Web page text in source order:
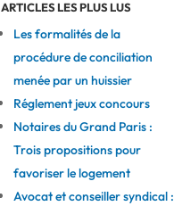
ARTICLES LES PLUS LUS
Les formalités de la
procédure de conciliation
menée par un huissier
Réglement jeux concours
Notaires du Grand Paris :
Trois propositions pour
favoriser le logement
Avocat et conseiller syndical :